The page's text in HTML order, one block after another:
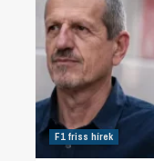
F1 friss hírek